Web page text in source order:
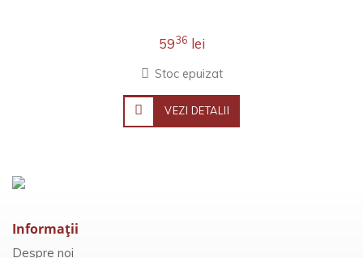
5936 lei
Stoc epuizat
VEZI DETALII
Informaţii
Despre noi